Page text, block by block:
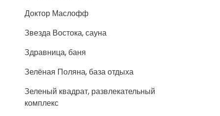
Доктор Маслофф
Звезда Востока, сауна
Здравница, баня
Зелёная Поляна, база отдыха
Зеленый квадрат, развлекательный
комплекс